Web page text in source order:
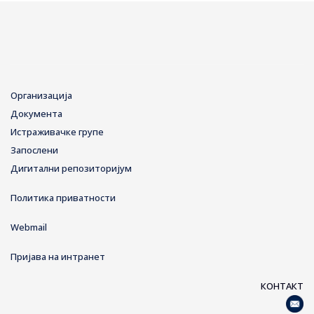
Организација
Документа
Истраживачке групе
Запослени
Дигитални репозиторијум
Политика приватности
Webmail
Пријава на интранет
КОНТАКТ